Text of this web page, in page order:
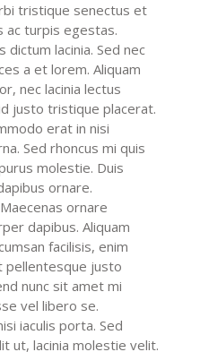
tristique senectus et
ac turpis egestas.
lacinia. Sed nec
a et lorem. Aliquam
nec lacinia lectus
justo tristique placerat.
erat in nisi
Sed rhoncus mi quis
molestie. Duis
ornare.
ornare
dapibus. Aliquam
facilisis, enim
pellentesque justo
nunc sit amet mi
vel libero se.
iaculis porta. Sed
ut, lacinia molestie velit.